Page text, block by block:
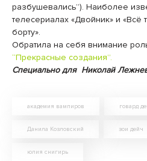
разбушевались”). Наиболее
телесериалах «Двойник» и «Всё
борту».
Обратила на себя внимание
“Прекрасные создания”.
Специально для Николай
академия вампиров говард
Данила Козловский зои дейч
юлия снигирь